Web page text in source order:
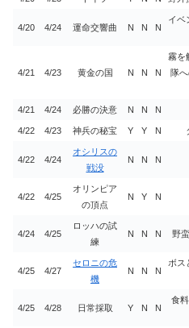
4/20 4/24 運命交響曲 N N N
イベ
4/21 4/23 黄金の国 N N N
霧を
隊
4/21 4/24 必勝の決意 N N N
4/22 4/23 神兵の秘宝 Y Y N
4/22 4/24
オシリスの
戦没
N N N
4/22 4/25
オリンピア
の頂点
N Y N
4/24 4/25
ロッハの試
練
N N N 野
4/25 4/27
セロニの危
機
N N N
ボス
4/25 4/28 日常採取 Y N N
食